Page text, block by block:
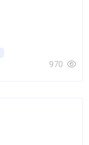
970